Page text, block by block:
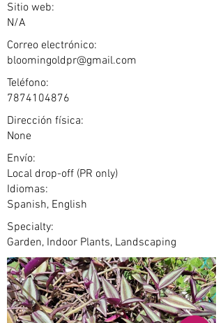
Sitio web:
N/A
Correo electrónico:
bloomingoldpr@gmail.com
Teléfono:
7874104876
Dirección física:
None
Envío:
Local drop-off (PR only)
Idiomas:
Spanish, English
Specialty:
Garden, Indoor Plants, Landscaping